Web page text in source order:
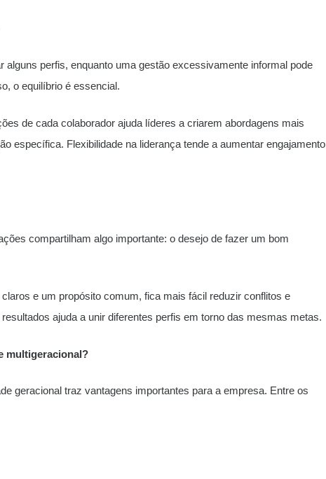
alguns perfis, enquanto uma gestão excessivamente informal pode
o equilíbrio é essencial.
de cada colaborador ajuda líderes a criarem abordagens mais
específica. Flexibilidade na liderança tende a aumentar engajamento
compartilham algo importante: o desejo de fazer um bom
e um propósito comum, fica mais fácil reduzir conflitos e
ajuda a unir diferentes perfis em torno das mesmas metas.
multigeracional?
geracional traz vantagens importantes para a empresa. Entre os